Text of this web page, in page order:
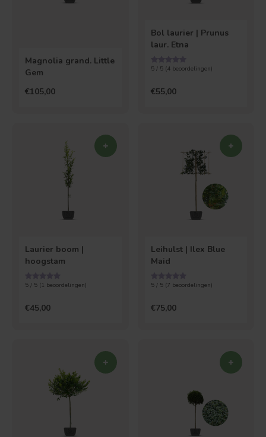
Magnolia grand. Little
Gem
€105,00
Bol laurier | Prunus
laur. Etna
5 / 5 (4beoordelingen)
€55,00
Laurier boom |
hoogstam
5 / 5 (1 beoordelingen)
€45,00
Leihulst | Ilex Blue
Maid
5 / 5 (7 beoordelingen)
€75,00